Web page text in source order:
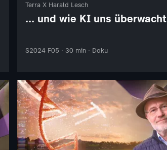
Terra X Harald Lesch
... und wie KI uns überwacht
S2024 F05 · 30 min · Doku